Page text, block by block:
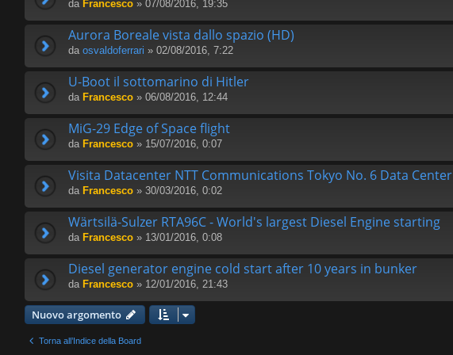
da Francesco » 07/08/2016, 19:35
Aurora Boreale vista dallo spazio (HD)
da osvaldoferrari » 02/08/2016, 7:22
U-Boot il sottomarino di Hitler
da Francesco » 06/08/2016, 12:44
MiG-29 Edge of Space flight
da Francesco » 15/07/2016, 0:07
Visita Datacenter NTT Communications Tokyo No. 6 Data Center
da Francesco » 30/03/2016, 0:02
Wärtsilä-Sulzer RTA96C - World's largest Diesel Engine starting
da Francesco » 13/01/2016, 0:08
Diesel generator engine cold start after 10 years in bunker
da Francesco » 12/01/2016, 21:43
Nuovo argomento
Torna all’Indice della Board